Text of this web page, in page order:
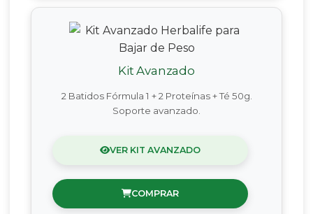
Kit Avanzado
2 Batidos Fórmula 1 + 2 Proteínas + Té 50g.
Soporte avanzado.
VER KIT AVANZADO
COMPRAR